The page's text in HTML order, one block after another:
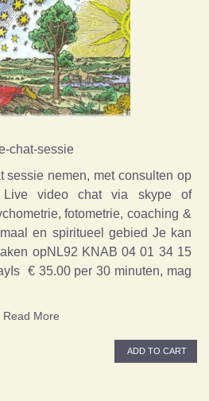
chat-sessie
sessie nemen, met consulten op
Live video chat via skype of
fotometrie, coaching &
en spiritueel gebied Je kan
opNL92 KNAB 04 01 34 15
€ 35.00 per 30 minuten, mag
Read More
ADD TO CART